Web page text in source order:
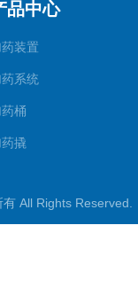
品中心
装置
系统
桶
撬
装置
有 All Rights